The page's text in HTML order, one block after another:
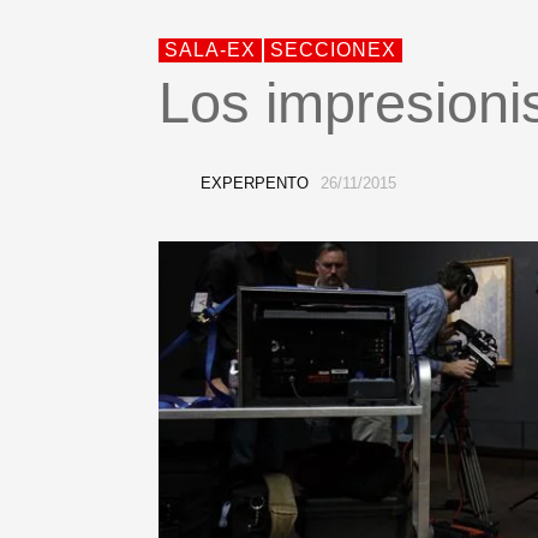
SALA-EX SECCIONEX
Los
EXPERPENTO 26/11/2015